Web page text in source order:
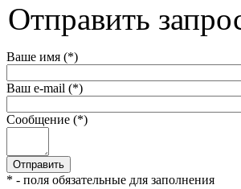
Отправить
Ваше имя (*)
Ваш e-mail (*)
Сообщение (*)
* - поля обязательные для заполнения